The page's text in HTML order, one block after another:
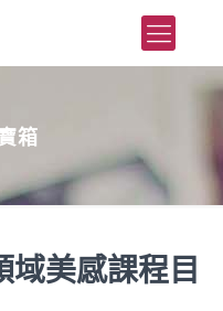
箱
美感課程目